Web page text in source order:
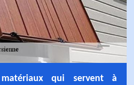
qui servent à